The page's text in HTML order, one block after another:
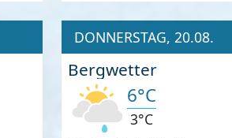
DONNERSTAG, 20.08.
Bergwetter
6°C
3°C